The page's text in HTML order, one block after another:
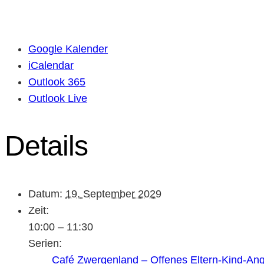
Google Kalender
iCalendar
Outlook 365
Outlook Live
Details
Datum: 19. September 2029
Zeit:
10:00 – 11:30
Serien:
Café Zwergenland – Offenes Eltern-Kind-